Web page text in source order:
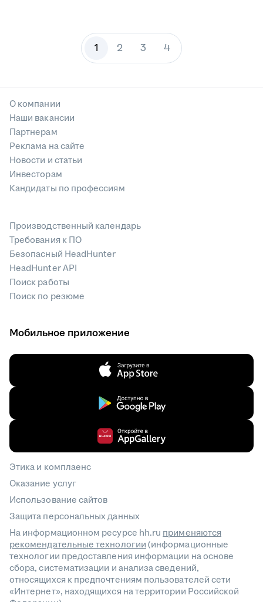
1 2 3 4
О компании
Наши вакансии
Партнерам
Реклама на сайте
Новости и статьи
Инвесторам
Кандидаты по профессиям
Производственный календарь
Требования к ПО
Безопасный HeadHunter
HeadHunter API
Поиск работы
Поиск по резюме
Мобильное приложение
Этика и комплаенс
Оказание услуг
Использование сайтов
Защита персональных данных
На информационном ресурсе hh.ru применяются
рекомендательные технологии(информационные
технологии предоставления информации на основе
сбора, систематизации и анализа сведений,
относящихся к предпочтениям пользователей сети
«Интернет», находящихся на территории Российской